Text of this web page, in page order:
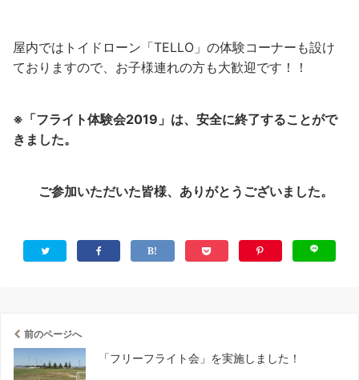
屋内ではトイドローン「TELLO」の体験コーナーも設け
ておりますので、お子様連れの方も大歓迎です！！
※「フライト体験会2019」は、安全に終了することがで
きました。
ご参加いただいた皆様、ありがとうございました。
前のページへ
「フリーフライト会」を実施しました！